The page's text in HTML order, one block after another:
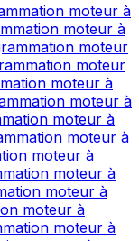
moteur à
moteur à
moteur
moteur
moteur à
moteur à
moteur à
moteur à
moteur à
moteur à
moteur à
moteur à
moteur à